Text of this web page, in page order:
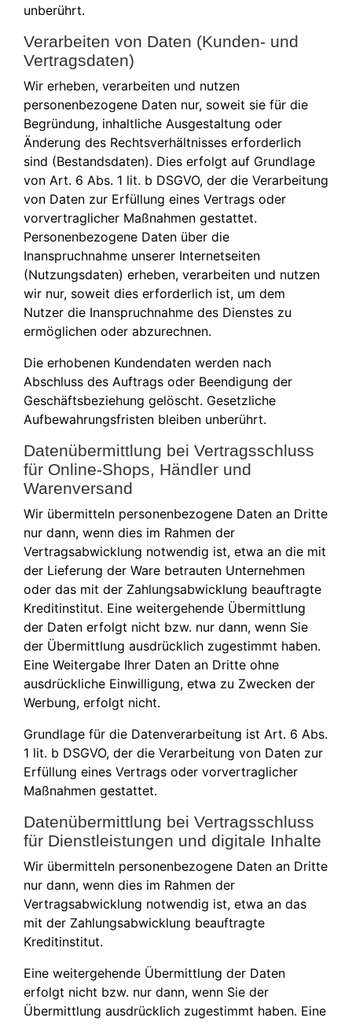
unberührt.
Verarbeiten von Daten (Kunden- und
Vertragsdaten)
Wir erheben, verarbeiten und nutzen
personenbezogene Daten nur, soweit sie für die
Begründung, inhaltliche Ausgestaltung oder
Änderung des Rechtsverhältnisses erforderlich
sind (Bestandsdaten). Dies erfolgt auf Grundlage
von Art. 6 Abs. 1 lit. b DSGVO, der die Verarbeitung
von Daten zur Erfüllung eines Vertrags oder
vorvertraglicher Maßnahmen gestattet.
Personenbezogene Daten über die
Inanspruchnahme unserer Internetseiten
(Nutzungsdaten) erheben, verarbeiten und nutzen
wir nur, soweit dies erforderlich ist, um dem
Nutzer die Inanspruchnahme des Dienstes zu
ermöglichen oder abzurechnen.
Die erhobenen Kundendaten werden nach
Abschluss des Auftrags oder Beendigung der
Geschäftsbeziehung gelöscht. Gesetzliche
Aufbewahrungsfristen bleiben unberührt.
Datenübermittlung bei Vertragsschluss
für Online-Shops, Händler und
Warenversand
Wir übermitteln personenbezogene Daten an Dritte
nur dann, wenn dies im Rahmen der
Vertragsabwicklung notwendig ist, etwa an die mit
der Lieferung der Ware betrauten Unternehmen
oder das mit der Zahlungsabwicklung beauftragte
Kreditinstitut. Eine weitergehende Übermittlung
der Daten erfolgt nicht bzw. nur dann, wenn Sie
der Übermittlung ausdrücklich zugestimmt haben.
Eine Weitergabe Ihrer Daten an Dritte ohne
ausdrückliche Einwilligung, etwa zu Zwecken der
Werbung, erfolgt nicht.
Grundlage für die Datenverarbeitung ist Art. 6 Abs.
1 lit. b DSGVO, der die Verarbeitung von Daten zur
Erfüllung eines Vertrags oder vorvertraglicher
Maßnahmen gestattet.
Datenübermittlung bei Vertragsschluss
für Dienstleistungen und digitale Inhalte
Wir übermitteln personenbezogene Daten an Dritte
nur dann, wenn dies im Rahmen der
Vertragsabwicklung notwendig ist, etwa an das
mit der Zahlungsabwicklung beauftragte
Kreditinstitut.
Eine weitergehende Übermittlung der Daten
erfolgt nicht bzw. nur dann, wenn Sie der
Übermittlung ausdrücklich zugestimmt haben. Eine